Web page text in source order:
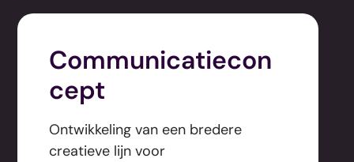
Communicatiecon
cept
Ontwikkeling van een bredere
creatieve lijn voor